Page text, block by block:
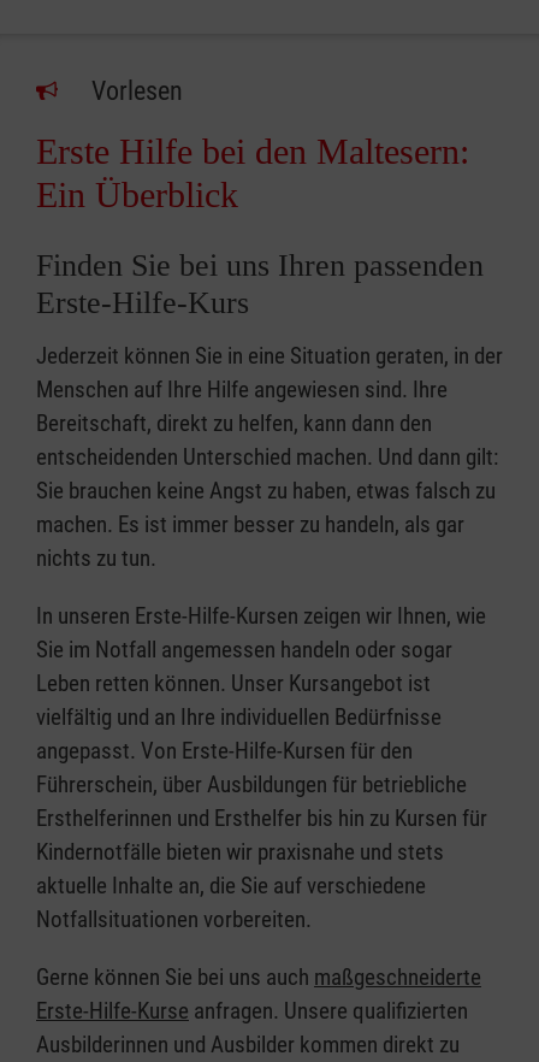
Vorlesen
Erste Hilfe bei den Maltesern:
Ein Überblick
Finden Sie bei uns Ihren passenden
Erste-Hilfe-Kurs
Jederzeit können Sie in eine Situation geraten, in der
Menschen auf Ihre Hilfe angewiesen sind. Ihre
Bereitschaft, direkt zu helfen, kann dann den
entscheidenden Unterschied machen. Und dann gilt:
Sie brauchen keine Angst zu haben, etwas falsch zu
machen. Es ist immer besser zu handeln, als gar
nichts zu tun.
In unseren Erste-Hilfe-Kursen zeigen wir Ihnen, wie
Sie im Notfall angemessen handeln oder sogar
Leben retten können. Unser Kursangebot ist
vielfältig und an Ihre individuellen Bedürfnisse
angepasst. Von Erste-Hilfe-Kursen für den
Führerschein, über Ausbildungen für betriebliche
Ersthelferinnen und Ersthelfer bis hin zu Kursen für
Kindernotfälle bieten wir praxisnahe und stets
aktuelle Inhalte an, die Sie auf verschiedene
Notfallsituationen vorbereiten.
Gerne können Sie bei uns auch maßgeschneiderte
Erste-Hilfe-Kurse anfragen. Unsere qualifizierten
Ausbilderinnen und Ausbilder kommen direkt zu